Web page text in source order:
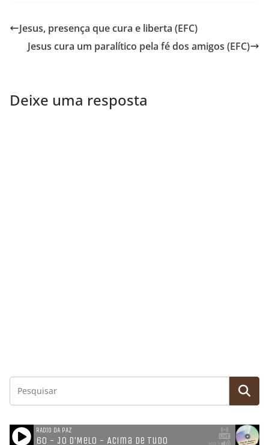
Jesus, presença que cura e liberta (EFC)
Jesus cura um paralítico pela fé dos amigos (EFC)
Deixe uma resposta